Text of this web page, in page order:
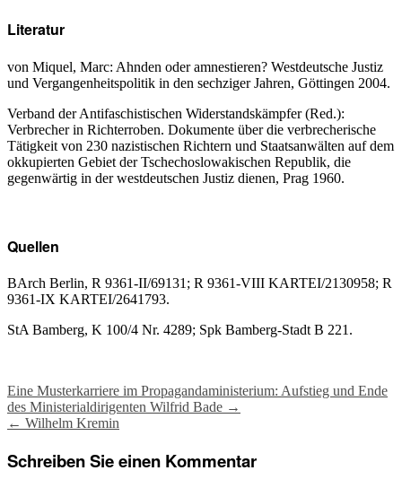
Literatur
von Miquel, Marc: Ahnden oder amnestieren? Westdeutsche Justiz
und Vergangenheitspolitik in den sechziger Jahren, Göttingen 2004.
Verband der Antifaschistischen Widerstandskämpfer (Red.):
Verbrecher in Richterroben. Dokumente über die verbrecherische
Tätigkeit von 230 nazistischen Richtern und Staatsanwälten auf dem
okkupierten Gebiet der Tschechoslowakischen Republik, die
gegenwärtig in der westdeutschen Justiz dienen, Prag 1960.
Quellen
BArch Berlin, R 9361-II/69131; R 9361-VIII KARTEI/2130958; R
9361-IX KARTEI/2641793.
StA Bamberg, K 100/4 Nr. 4289; Spk Bamberg-Stadt B 221.
Post
navigation
Eine Musterkarriere im Propagandaministerium: Aufstieg und Ende
des Ministerialdirigenten Wilfrid Bade →
← Wilhelm Kremin
Schreiben Sie einen Kommentar